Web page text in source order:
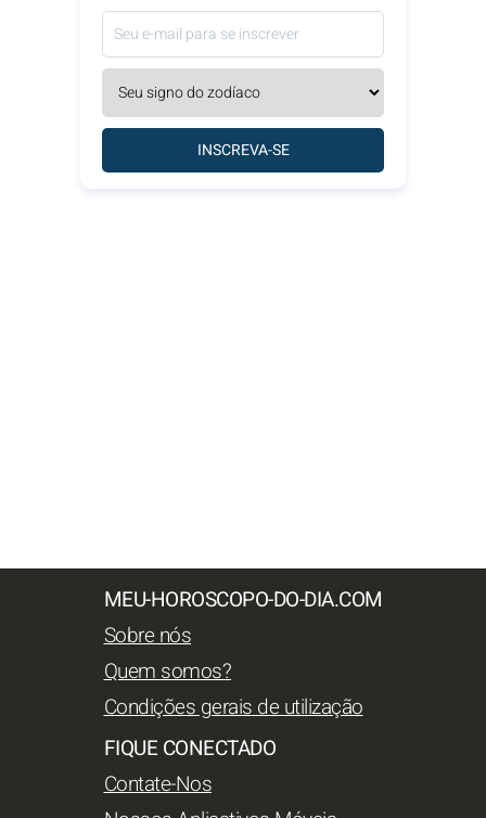
INSCREVA-SE
MEU-HOROSCOPO-DO-DIA.COM
Sobre nós
Quem somos?
Condições gerais de utilização
FIQUE CONECTADO
Contate-Nos